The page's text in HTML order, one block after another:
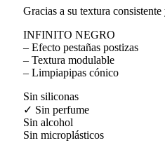
Gracias a su textura
INFINITO NEGRO
– Efecto pestañas postizas
– Textura modulable
– Limpiapipas cónico
Sin siliconas
✓ Sin perfume
Sin alcohol
Sin microplásticos